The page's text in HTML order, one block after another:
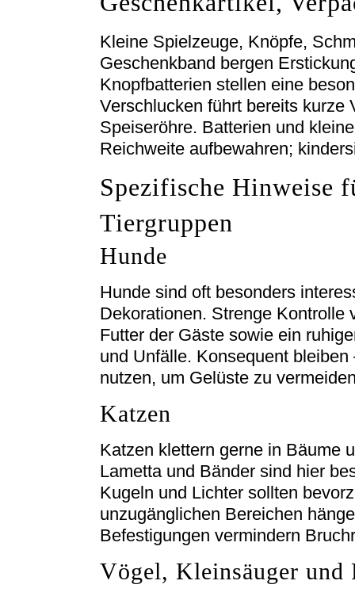
Kleine Spielzeuge, Knöpfe,
Geschenkband bergen
Knopfbatterien stellen eine
Verschlucken führt bereits kurze
Speiseröhre. Batterien und
Reichweite aufbewahren;
Spezifische Hinweise
Tiergruppen
Hunde
Hunde sind oft besonders
Dekorationen. Strenge Kontrolle
Futter der Gäste sowie ein
und Unfälle. Konsequent
nutzen, um Gelüste zu
Katzen
Katzen klettern gerne in Bäume
Lametta und Bänder sind hier
Kugeln und Lichter sollten
unzugänglichen Bereichen
Befestigungen vermindern
Vögel, Kleinsäuger und